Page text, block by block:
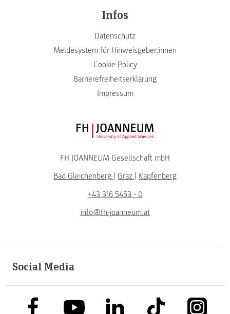
Infos
Datenschutz
Meldesystem für Hinweisgeber:innen
Cookie Policy
Barrierefreiheitserklärung
Impressum
FH JOANNEUM Logo
FH JOANNEUM Gesellschaft mbH
Bad Gleichenberg
Graz
Kapfenberg
+43 316 5453 - 0
info@fh-joanneum.at
Social Media
link to facebooklink to youtubelink to linkedinlink to tiktok